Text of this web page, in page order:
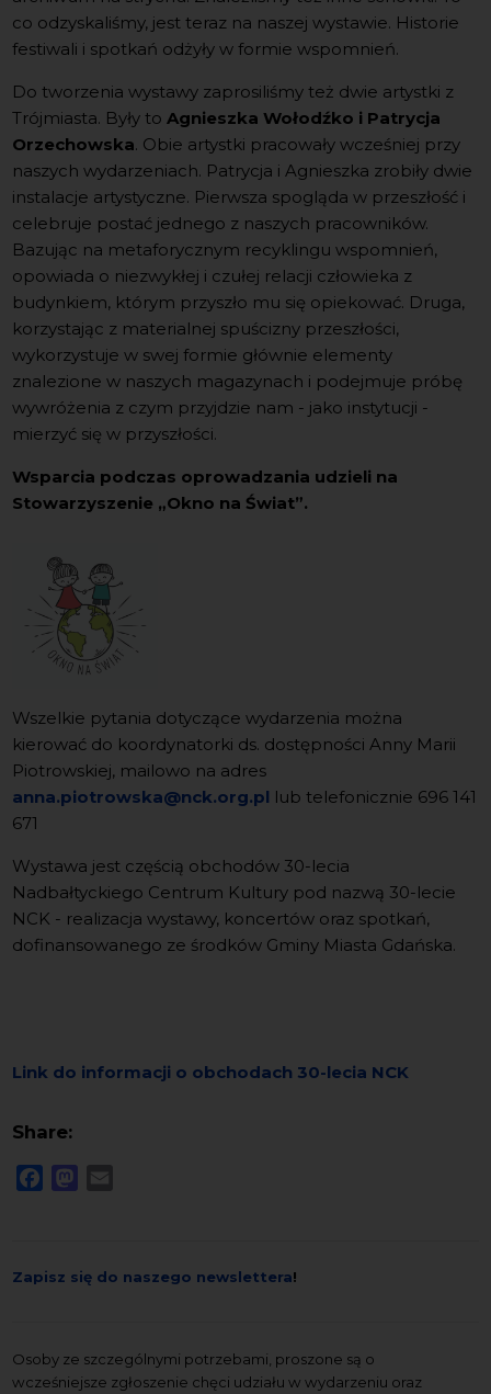
co odzyskaliśmy, jest teraz na naszej wystawie. Historie
festiwali i spotkań odżyły w formie wspomnień.
Do tworzenia wystawy zaprosiliśmy też dwie artystki z
Trójmiasta. Były toAgnieszka Wołodźko i Patrycja
Orzechowska. Obie artystki pracowały wcześniej przy
naszych wydarzeniach. Patrycja i Agnieszka zrobiły dwie
instalacje artystyczne. Pierwsza spogląda w przeszłość i
celebruje postać jednego z naszych pracowników.
Bazując na metaforycznym recyklingu wspomnień,
opowiada o niezwykłej i czułej relacji człowieka z
budynkiem, którym przyszło mu się opiekować. Druga,
korzystając z materialnej spuścizny przeszłości,
wykorzystuje w swej formie głównie elementy
znalezione w naszych magazynach i podejmuje próbę
wywróżenia z czym przyjdzie nam - jako instytucji -
mierzyć się w przyszłości.
Wsparcia podczas oprowadzania udzieli na
Stowarzyszenie „Okno na Świat”.
Wszelkie pytania dotyczące wydarzenia można
kierować do koordynatorki ds. dostępności Anny Marii
Piotrowskiej, mailowo na adres
anna.piotrowska@nck.org.pl lub telefonicznie 696 141
671
Wystawa jest częścią obchodów 30-lecia
Nadbałtyckiego Centrum Kultury pod nazwą 30-lecie
NCK - realizacja wystawy, koncertów oraz spotkań,
dofinansowanego ze środków Gminy Miasta Gdańska.
Link do informacji o obchodach 30-lecia NCK
Share:
FacebookMastodon
Zapisz się do naszego newslettera!
Osoby ze szczególnymi potrzebami, proszone są o
wcześniejsze zgłoszenie chęci udziału w wydarzeniu oraz